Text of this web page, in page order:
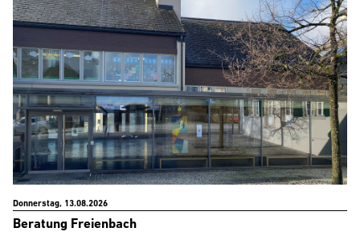
Donnerstag, 13.08.2026
Beratung Freienbach